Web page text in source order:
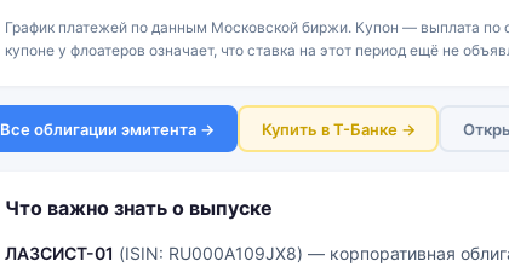
График платежей по данным Московской биржи. Купон — выплата
купоне у флоатеров означает, что ставка на этот период ещё не
Все облигации эмитента → Купить в Т-Банке →
Что важно знать о выпуске
ЛАЗСИСТ-01 (ISIN: RU000A109JX8) — корпоративная